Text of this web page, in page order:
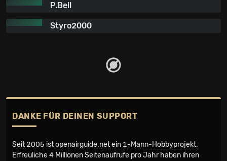
P.Bell
Styro2000
DANKE FÜR DEINEN SUPPORT
Seit 2005 ist openairguide.net ein 1-Mann-Hobbyprojekt.
Erfreuliche 4 Millionen Seiten­aufrufe pro Jahr haben ihren